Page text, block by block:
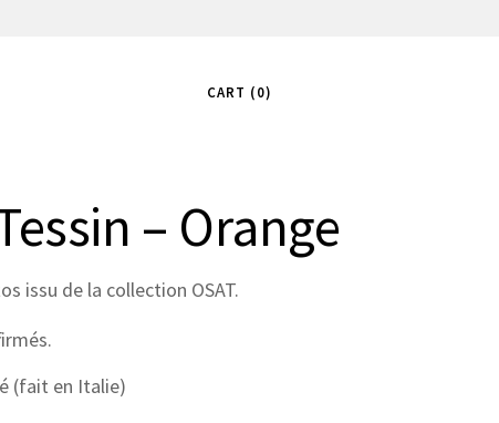
CART 0
– Orange
issu de la collection OSAT.
(fait en Italie)